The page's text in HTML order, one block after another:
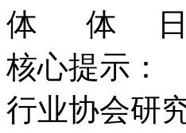
核心提示：
行业协会研